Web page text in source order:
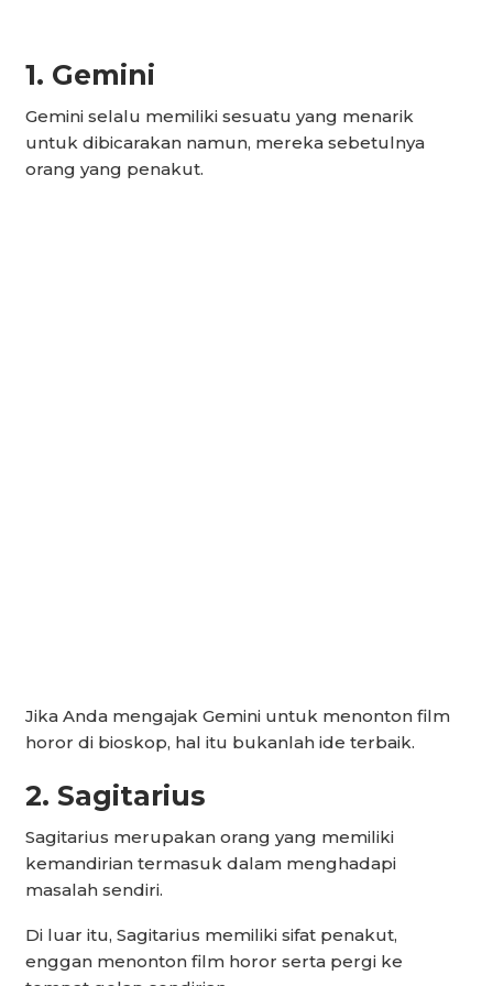
1. Gemini
Gemini selalu memiliki sesuatu yang menarik
untuk dibicarakan namun, mereka sebetulnya
orang yang penakut.
Jika Anda mengajak Gemini untuk menonton film
horor di bioskop, hal itu bukanlah ide terbaik.
2. Sagitarius
Sagitarius merupakan orang yang memiliki
kemandirian termasuk dalam menghadapi
masalah sendiri.
Di luar itu, Sagitarius memiliki sifat penakut,
enggan menonton film horor serta pergi ke